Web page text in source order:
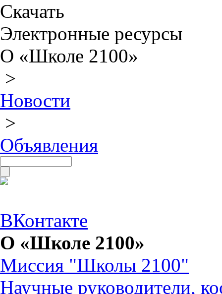
Скачать
Электронные ресурсы
О «Школе 2100»
>
Новости
>
Объявления
ВКонтакте
О «Школе 2100»
Миссия "Школы 2100"
Научные руководители,